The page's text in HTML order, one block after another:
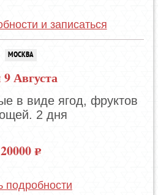
и записаться
МОСКВА
9 Августа
в виде ягод, фруктов
2 дня
20000
подробности